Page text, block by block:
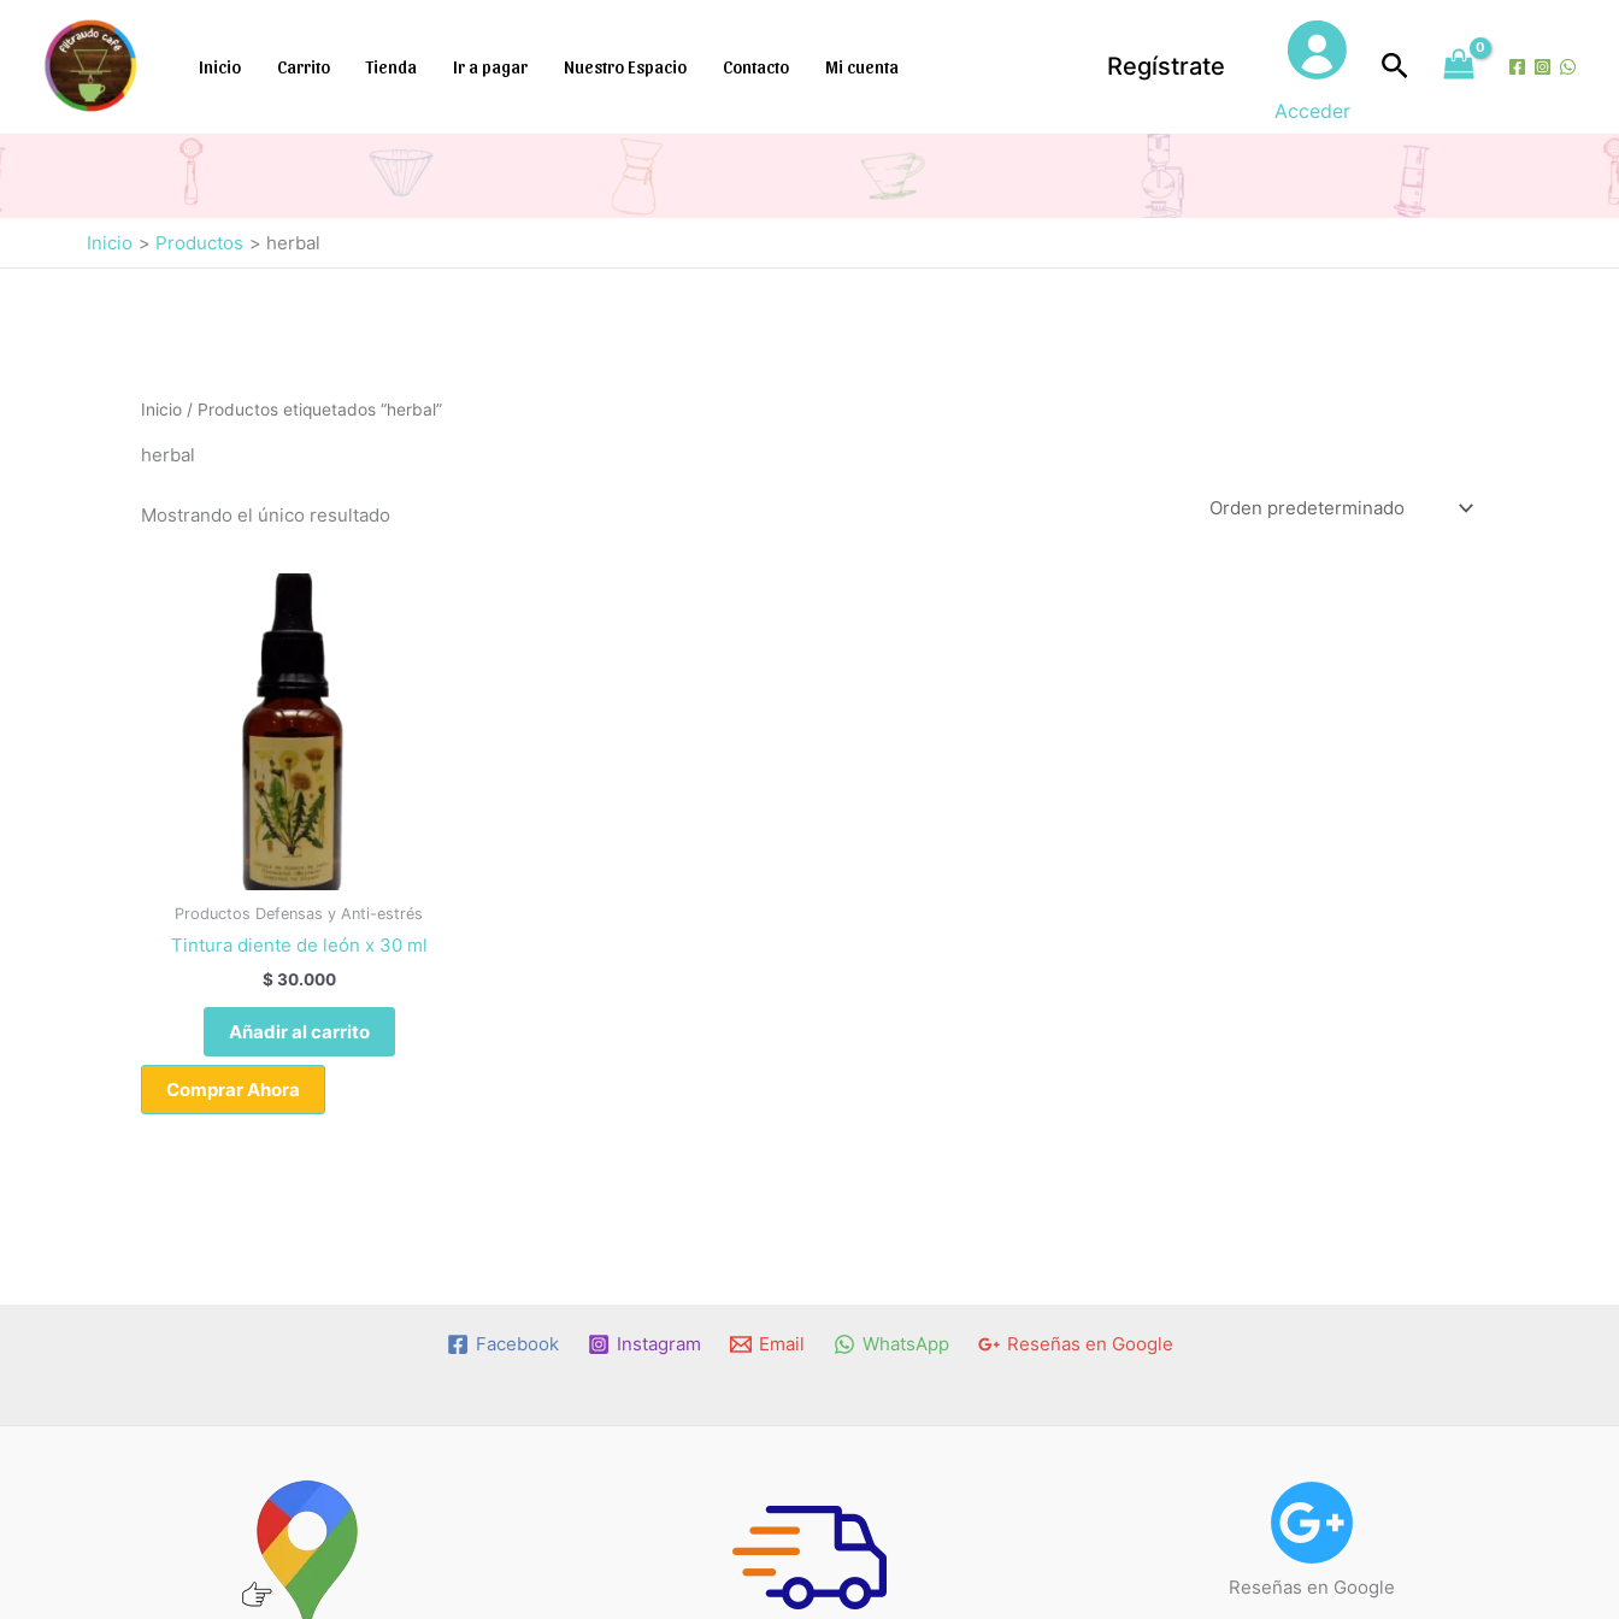
contenido
Inicio Carrito Tienda Ir a pagar Nuestro Espacio Contacto Mi cuenta Regístrate
Acceder
Buscar
Inicio Productos herbal
Inicio / Productos etiquetados “herbal”
herbal
Mostrando el único resultado
Productos Defensas y Anti-estrés
Tintura diente de león x 30 ml
$30.000
Añadir al carrito
Comprar Ahora
Facebook Instagram Email WhatsApp Reseñas en Google
Reseñas en Google